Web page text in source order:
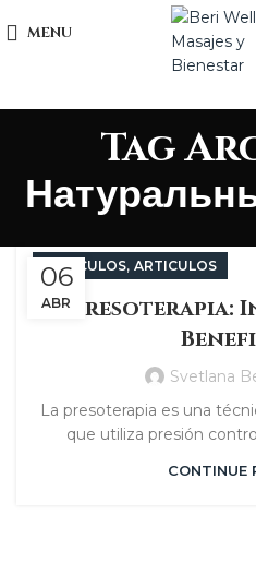
MENU
Tag
06
ABR
ARTÍCULOS, ARTICULOS
Presoterapia:
Svetlana
La presoterapia es una
que utiliza presión
CONTINUE